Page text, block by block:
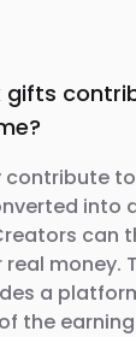
gifts
contribute
into
can
money.
a
the